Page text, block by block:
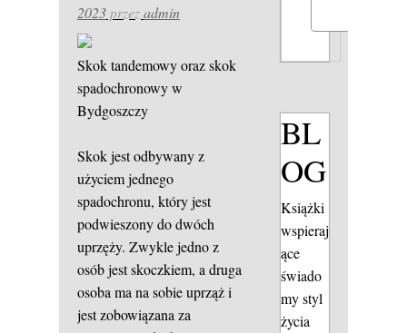
2023przezadmin
Skok tandemowy oraz skok
spadochronowy w
Bydgoszczy
Skok jest odbywany z
użyciem jednego
spadochronu, który jest
podwieszony do dwóch
uprzęży. Zwykle jedno z
osób jest skoczkiem, a druga
osoba ma na sobie uprząż i
jest zobowiązana za
BL
OG
Książki
wspieraj
ące
świado
my styl
życia